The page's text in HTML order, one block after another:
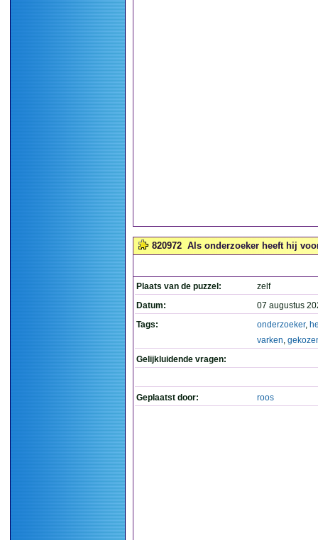
820972 Als onderzoeker heeft hij
Plaats van de puzzel:
zelf
Datum:
07 augustus
Tags:
onderzoeker,
varken,
Gelijkluidende vragen:
Geplaatst door: roos